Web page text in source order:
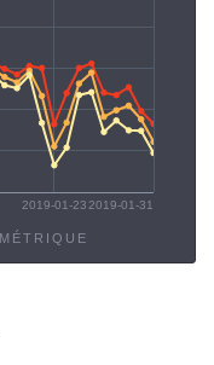
2019-01-23 2019-01-31